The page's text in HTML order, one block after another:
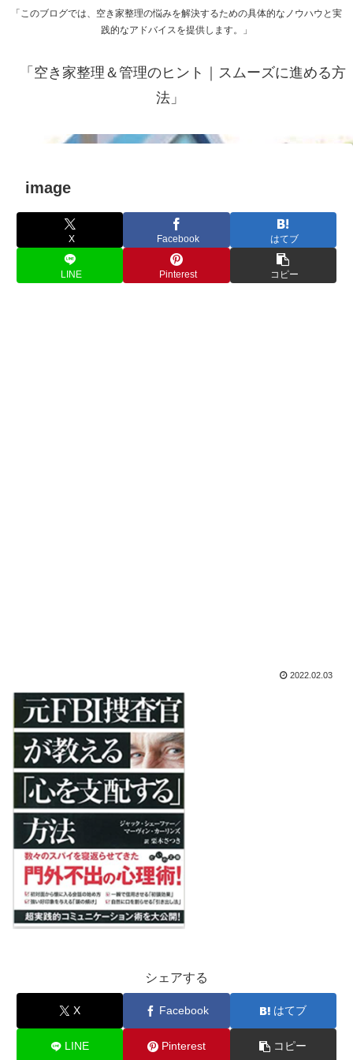
「このブログでは、空き家整理の悩みを解決するための具体的なノウハウと実
践的なアドバイスを提供します。」
「空き家整理＆管理のヒント｜スムーズに進める方
法」
image
X Facebook はてブ
LINE Pinterest コピー
2022.02.03
シェアする
X Facebook はてブ
LINE Pinterest コピー